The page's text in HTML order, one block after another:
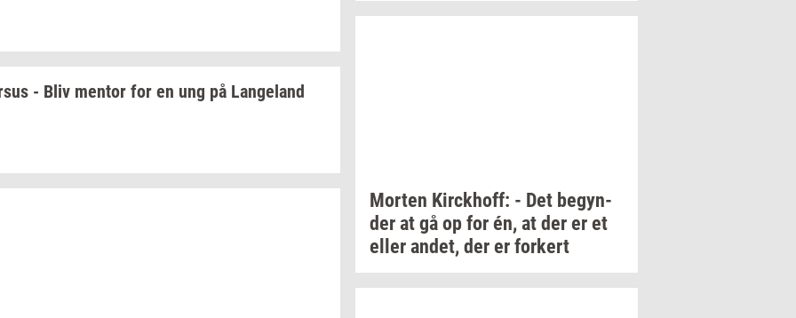
- Bliv men­tor for en ung på Lan­geland
Mor­ten Kirck­hoff: - Det be­gyn­
der at gå op for én, at der er et
eller andet, der er for­kert